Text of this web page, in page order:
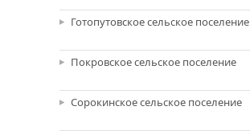
Готопутовское сельское поселение
Покровское сельское поселение
Сорокинское сельское поселение